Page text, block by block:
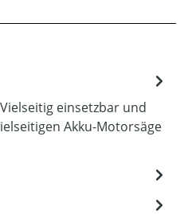
einsetzbar und
Akku-Motorsäge